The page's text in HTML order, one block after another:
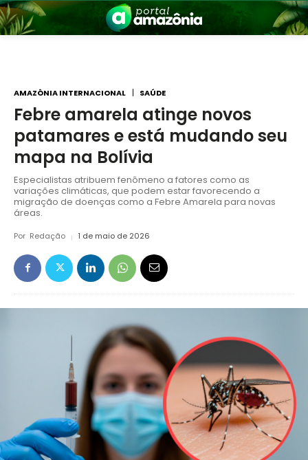
Amazônia
AMAZÔNIA INTERNACIONAL SAÚDE
Febre amarela atinge novos
patamares e está mudando seu
mapa na Bolívia
Especialistas atribuem fenômeno a fatores como as
variações climáticas, que podem estar favorecendo a
migração de doenças como a Febre Amarela para novas
áreas.
Por Redação 1 de maio de 2026